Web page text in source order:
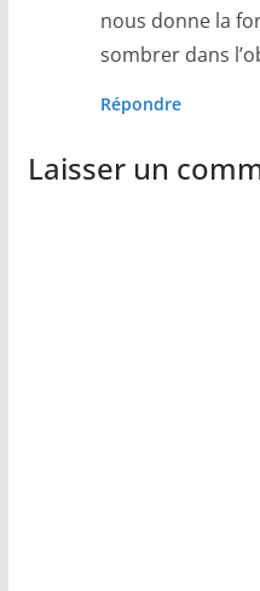
nous donne la
sombrer dans
Répondre
Laisser un